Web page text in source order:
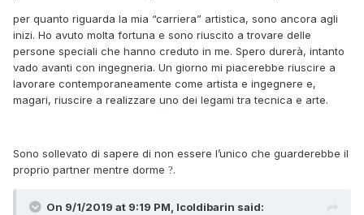
per quanto riguarda la mia “carriera” artistica, sono ancora agli
inizi. Ho avuto molta fortuna e sono riuscito a trovare delle
persone speciali che hanno creduto in me. Spero durerà, intanto
vado avanti con ingegneria. Un giorno mi piacerebbe riuscire a
lavorare contemporaneamente come artista e ingegnere e,
magari, riuscire a realizzare uno dei legami tra tecnica e arte.
Sono sollevato di sapere di non essere l’unico che guarderebbe il
proprio partner mentre dorme ?.
On 9/1/2019 at 9:19 PM, Icoldibarin said: